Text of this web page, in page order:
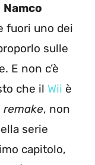
Namco
fuori uno dei
sulle
E non c’è
che il Wii è
remake, non
serie
capitolo,